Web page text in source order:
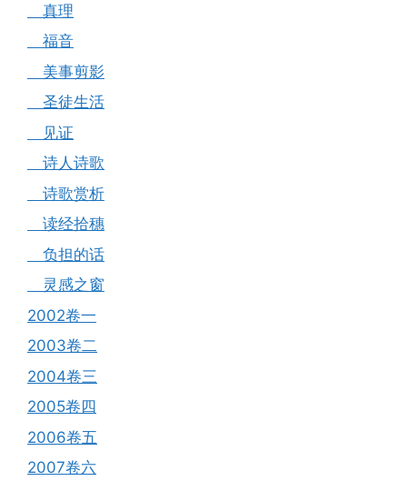
真理
福音
美事剪影
圣徒生活
见证
诗人诗歌
诗歌赏析
读经拾穗
负担的话
灵感之窗
2002卷一
2003卷二
2004卷三
2005卷四
2006卷五
2007卷六